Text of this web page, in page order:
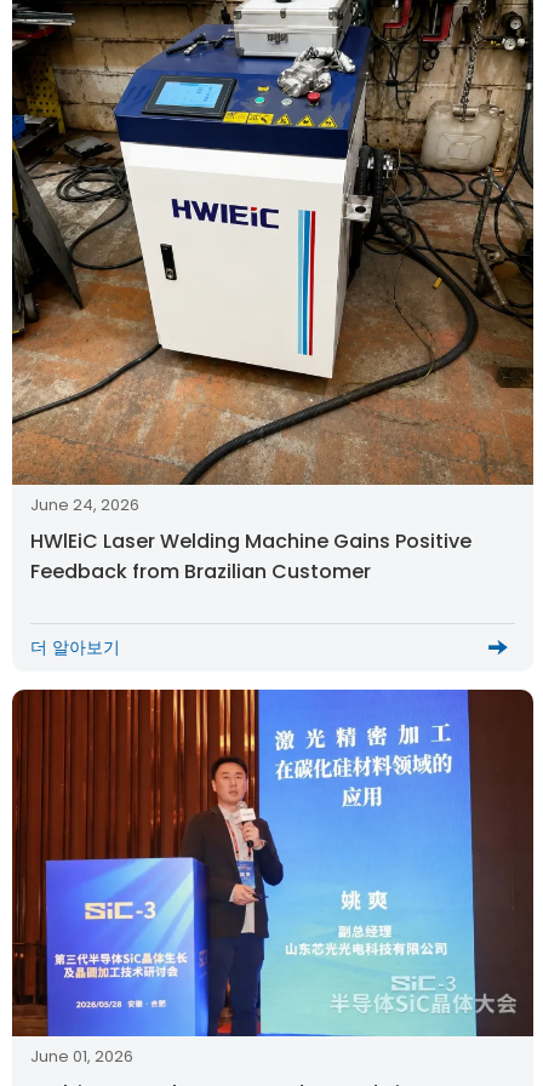
June 24, 2026
HWlEiC Laser Welding Machine Gains Positive
Feedback from Brazilian Customer
더 알아보기
June 01, 2026